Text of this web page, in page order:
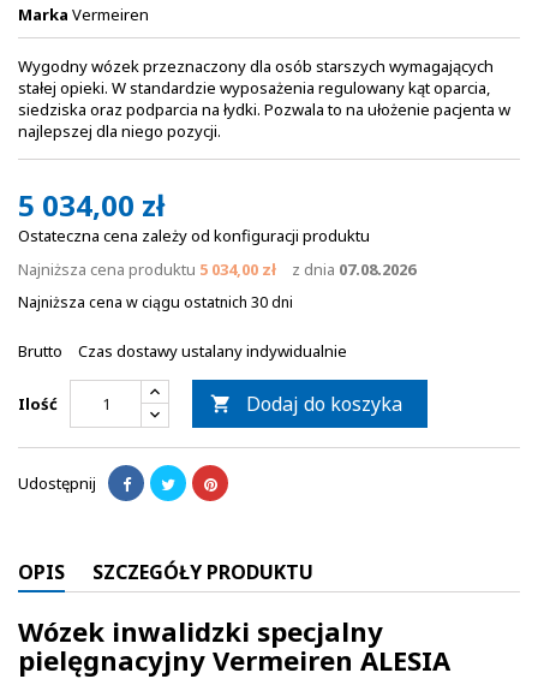
Marka Vermeiren
Wygodny wózek przeznaczony dla osób starszych wymagających
stałej opieki. W standardzie wyposażenia regulowany kąt oparcia,
siedziska oraz podparcia na łydki. Pozwala to na ułożenie pacjenta w
najlepszej dla niego pozycji.
5 034,00 zł
Ostateczna cena zależy od konfiguracji produktu
Najniższa cena produktu 5 034,00 zł z dnia 07.08.2026
Najniższa cena w ciągu ostatnich 30 dni
Brutto Czas dostawy ustalany indywidualnie
Ilość  Dodaj do koszyka
Udostępnij
OPIS SZCZEGÓŁY PRODUKTU
Wózek inwalidzki specjalny
pielęgnacyjny Vermeiren ALESIA